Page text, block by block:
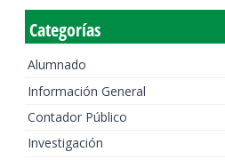
Categorías
Alumnado
Información General
Contador Público
Investigación